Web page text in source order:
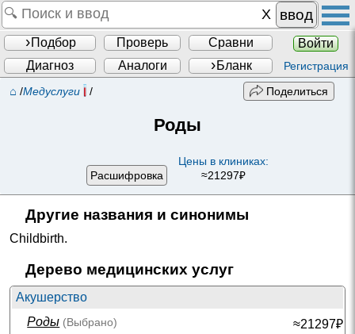
ввод
Подбор Проверь Сравни
Войти
Диагноз
Аналоги Бланк Регистрация
⌂ /Медуслуги / Поделиться
Роды
Расшифровка
Цены в клиниках:
≈21297₽
Другие названия и синонимы
Childbirth.
Дерево медицинских услуг
Акушерство
Роды (Выбрано)
≈21297₽